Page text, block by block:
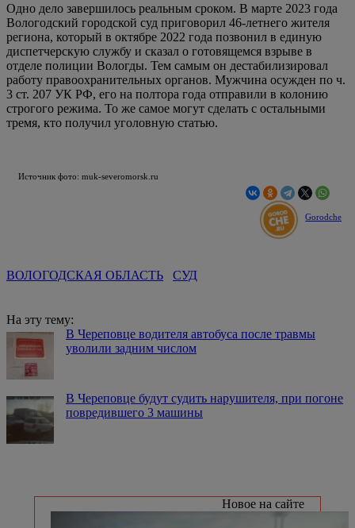
Одно дело завершилось реальным сроком. В марте 2023 года
Вологодский городской суд приговорил 46-летнего жителя
региона, который в октябре 2022 года позвонил в единую
диспетчерскую службу и сказал о готовящемся взрыве в
отделе полиции Вологды. Тем самым он дестабилизировал
работу правоохранительных органов. Мужчина осужден по ч.
3 ст. 207 УК РФ, его на полтора года отправили в колонию
строгого режима. То же самое могут сделать с остальными
тремя, кто получил уголовную статью.
Источник фото: muk-severomorsk.ru
Gorodche
ВОЛОГОДСКАЯ ОБЛАСТЬ СУД
На эту тему:
В Череповце водителя автобуса после травмы
уволили задним числом
В Череповце будут судить нарушителя, при погоне
повредившего 3 машины
Новое на сайте